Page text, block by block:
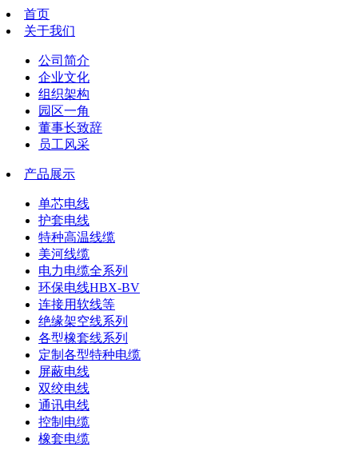
首页
关于我们
公司简介
企业文化
组织架构
园区一角
董事长致辞
员工风采
产品展示
单芯电线
护套电线
特种高温线缆
美河线缆
电力电缆全系列
环保电线HBX-BV
连接用软线等
绝缘架空线系列
各型橡套线系列
定制各型特种电缆
屏蔽电线
双绞电线
通讯电线
控制电缆
橡套电缆